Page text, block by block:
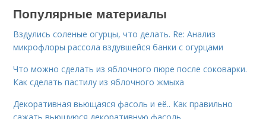
Популярные материалы
Вздулись соленые огурцы, что делать. Re: Анализ
микрофлоры рассола вздувшейся банки с огурцами
Что можно сделать из яблочного пюре после соковарки.
Как сделать пастилу из яблочного жмыха
Декоративная вьющаяся фасоль и её.. Как правильно